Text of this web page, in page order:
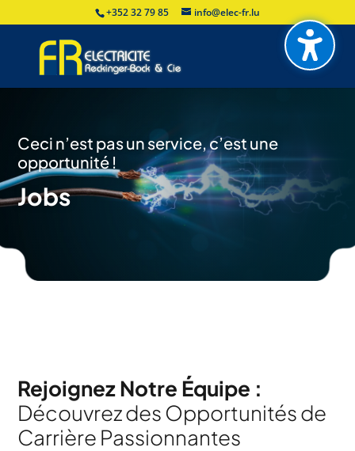
+352 32 79 85 info@elec-fr.lu
Ceci n’est pas un service, c’est une
opportunité !
Jobs
Rejoignez Notre Équipe :
Découvrez des Opportunités de
Carrière Passionnantes